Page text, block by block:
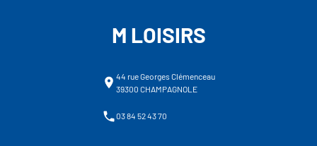
M LOISIRS
44 rue Georges Clémenceau
39300 CHAMPAGNOLE
03 84 52 43 70